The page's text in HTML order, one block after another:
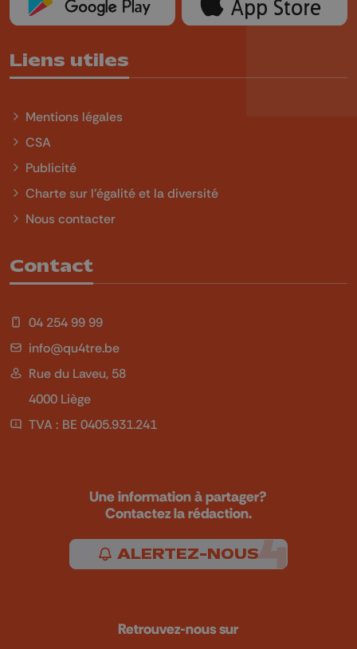
Liens utiles
Mentions légales
CSA
Publicité
Charte sur l'égalité et la diversité
Nous contacter
Contact
04 254 99 99
info@qu4tre.be
Rue du Laveu, 58
4000 Liège
TVA : BE 0405.931.241
Une information à partager?
Contactez la rédaction.
ALERTEZ-NOUS
Retrouvez-nous sur